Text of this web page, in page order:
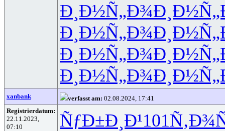
Ð¸Ð½Ñ„Ð¾
Ð¸Ð½Ñ„Ð¾
Ð¸Ð½Ñ„Ð¾
Ð¸Ð½Ñ„Ð¾
xanbank verfasst am: 02.08.2024, 17:41
Registrierdatum:
22.11.2023,
07:10
ÑƒÐ±Ð¸Ð¹101